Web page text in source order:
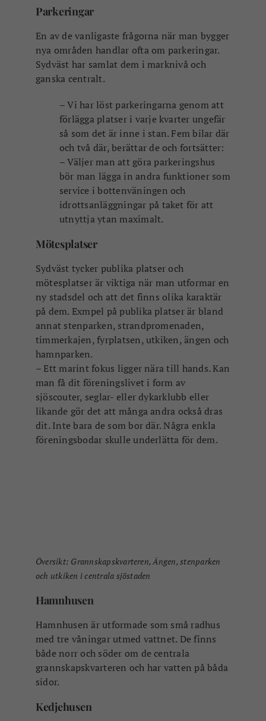
Parkeringar
En av de vanligaste frågorna när man bygger
nya områden handlar ofta om parkeringar.
Sydväst har samlat dem i marknivå och
ganska centralt.
– Vi har löst parkeringarna genom att
förlägga platser i varje kvarter ungefär
så som det är inne i stan. Fem bilar där
och två där, berättar de och fortsätter:
– Väljer man att göra parkeringshus
bör man lägga in andra funktioner som
service i bottenväningen och
idrottsanläggningar på taket för att
utnyttja ytan maximalt.
Mötesplatser
Sydväst tycker publika platser och
mötesplatser är viktiga när man utformar en
ny stadsdel och att det finns olika karaktär
på dem. Exmpel på publika platser är bland
annat stenparken, strandpromenaden,
timmerkajen, fyrplatsen, utkiken, ängen och
hamnparken.
– Ett marint fokus ligger nära till hands. Kan
man få dit föreningslivet i form av
sjöscouter, seglar- eller dykarklubb eller
likande gör det att många andra också dras
dit. Inte bara de som bor där. Några enkla
föreningsbodar skulle underlätta för dem.
både norr och söder om de centrala
grannskapskvarteren och har vatten på båda
I det skyddade läget norr om Stärnö Sjöstad
föreslås 20 stycken kedjehus i två våningar
med parkeringar i direkt anslutning till
bostaden.
Fyrplatsen